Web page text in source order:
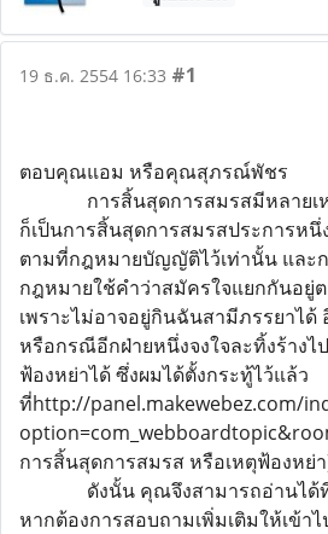
19 ธ.ค. 2554 16:33 #1
ตอบคุณแอม หรือคุณสุภรณ์พัชร
การสิ้นสุดการสมรสมีหลายเห
ก็เป็นการสิ้นสุดการสมรสประการหนึ่
ตามที่กฎหมายบัญญัติไว้เท่านั้น และก
กฎหมายใช้คำว่าสมัครใจแยกกันอยู่
เพราะไม่อาจอยู่กินฉันสามีภรรยาได้
หรือกรณีอีกฝ่ายหนึ่งจงใจละทิ้งร้างไ
ฟ้องหย่าได้ ซึ่งผมได้ตั้งกระทู้ไว้แล้ว
ที่http://panel.makewebez.com/
การสิ้นสุดการสมรส หรือเหตุฟ้องหย่
ดังนั้น คุณจึงสามารถอ่านได้ที่ก
หากต้องการสอบถามเพิ่มเติมให้เข้า